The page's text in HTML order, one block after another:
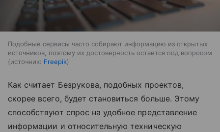
Подобные сервисы часто собирают информацию из открытых
источников, поэтому их достоверность остается под вопросом
источник: Freepik
Как считает Безрукова, подобных проектов,
скорее всего, будет становиться больше. Этому
способствуют спрос на удобное представление
информации и относительную техническую